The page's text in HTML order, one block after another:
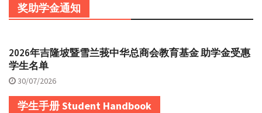
奖助学金通知
2026年吉隆坡暨雪兰莪中华总商会教育基金 助学金受惠
学生名单
30/07/2026
学生手册 Student Handbook